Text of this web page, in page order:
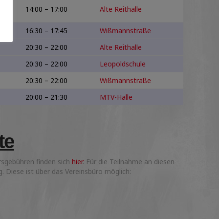
14:00 – 17:00 Alte Reithalle
16:30 – 17:45
Wißmannstraße
20:30 – 22:00
Alte Reithalle
20:30 – 22:00
Leopoldschule
20:30 – 22:00
Wißmannstraße
20:00 – 21:30 MTV-Halle
finden sichhier. Für die Teilnahme an diesen
Diese ist über das Vereinsbüro möglich: